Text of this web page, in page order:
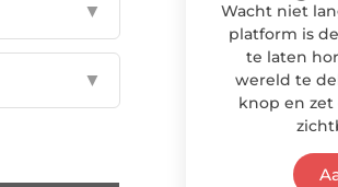
▼
▼
Wacht niet
platform is
te laten
wereld te
knop en zet